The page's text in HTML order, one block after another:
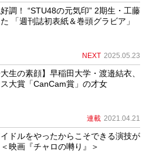
調！ “STU48の元気印” 2期生・工藤
「週刊誌初表紙＆巻頭グラビア」
NEXT 2025.05.23
大生の素顔】早稲田大学・渡邉結衣、
大賞「CanCam賞」の才女
連載 2021.04.21
ドルをやったからこそできる演技が
映画『チャロの囀り』＞